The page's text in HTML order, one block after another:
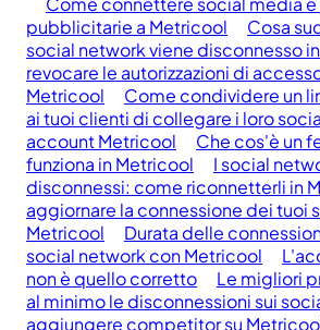
pubblicitarie a Metricool
Cosa
social network viene disconnesso
revocare le autorizzazioni di
Metricool
Come condividere un
ai tuoi clienti di collegare i loro
account Metricool
Che cos'è un
funziona in Metricool
I social
disconnessi: come riconnetterli in
aggiornare la connessione dei tuoi
Metricool
Durata delle
social network con Metricool
non è quello corretto
Le migliori
al minimo le disconnessioni sui
aggiungere competitor su